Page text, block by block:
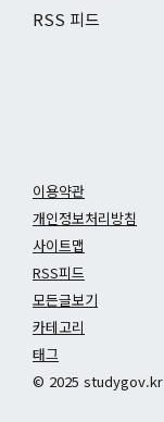
RSS 피드
이용약관
개인정보처리방침
사이트맵
RSS피드
모든글보기
카테고리
태그
© 2025 studygov.kr